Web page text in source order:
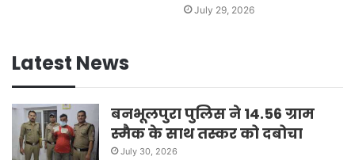
July 29, 2026
Latest News
बनभूलपुरा पुलिस ने 14.56 ग्राम
स्मैक के साथ तस्कर को दबोचा
July 30, 2026